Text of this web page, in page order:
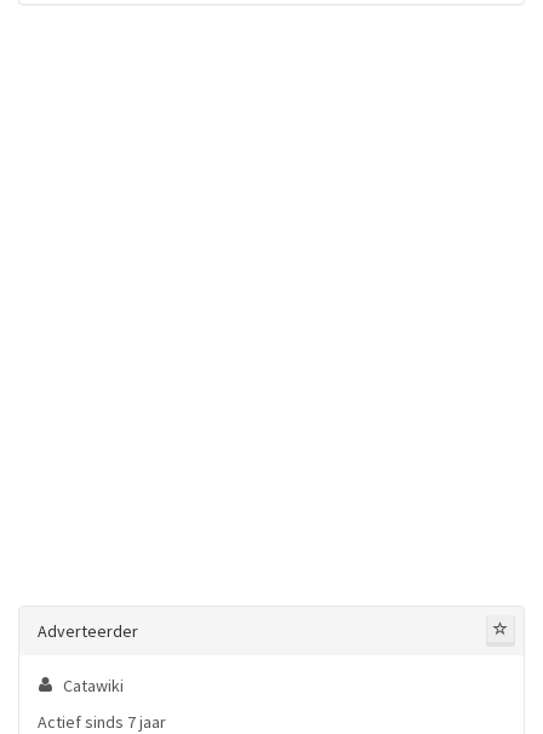
Adverteerder
Catawiki
Actief sinds 7 jaar